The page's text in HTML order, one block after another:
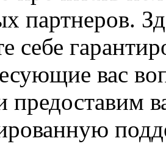
партнеров.
себе
вас
предоставим